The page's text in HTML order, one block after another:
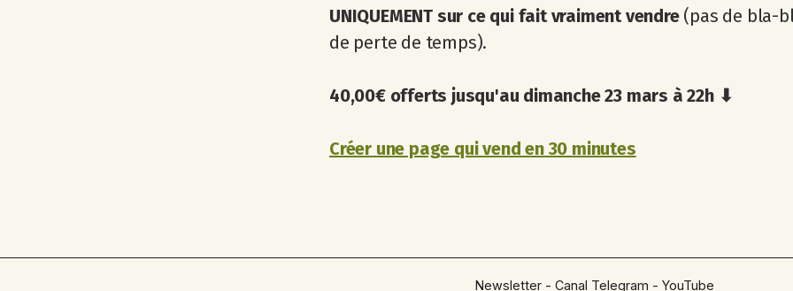
UNIQUEMENT sur ce qui fait vraiment vendre (pas de bla-
de perte de temps).
40,00€ offerts jusqu'au dimanche 23 mars à 22h ⬇
Créer une page qui vend en 30 minutes
Newsletter - Canal Telegram - YouTube